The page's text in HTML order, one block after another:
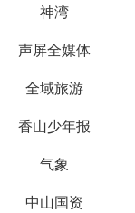
神湾
声屏全媒体
全域旅游
香山少年报
气象
中山国资